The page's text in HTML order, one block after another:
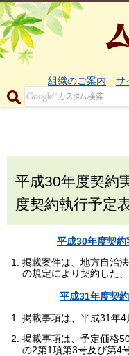
組織のご案内 サ
平成30年度契約
度契約執行予定
平成30年度契約
掲載案件は、地方自治
の規定により契約した
平成31年度契
掲載事項は、平成31年4
掲載事項は、予定価格
の2第1項第3号及び第4